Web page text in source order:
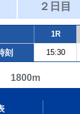
２日目
1R
刻 15:30